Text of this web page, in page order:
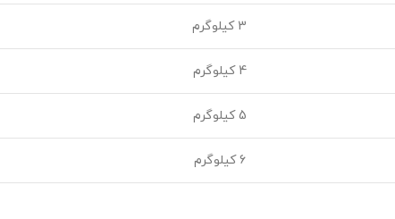
3 کیلوگرم
4 کیلوگرم
5 کیلوگرم
6 کیلوگرم